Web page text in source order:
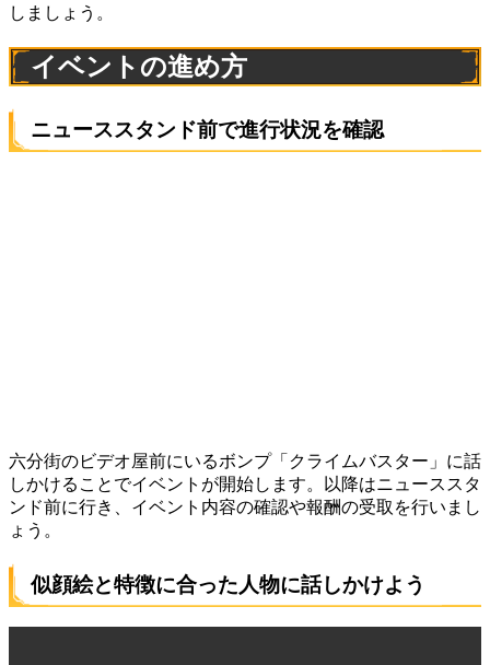
しましょう。
イベントの進め方
ニューススタンド前で進行状況を確認
六分街のビデオ屋前にいるボンプ「クライムバスター」に話
しかけることでイベントが開始します。以降はニューススタ
ンド前に行き、イベント内容の確認や報酬の受取を行いまし
ょう。
似顔絵と特徴に合った人物に話しかけよう